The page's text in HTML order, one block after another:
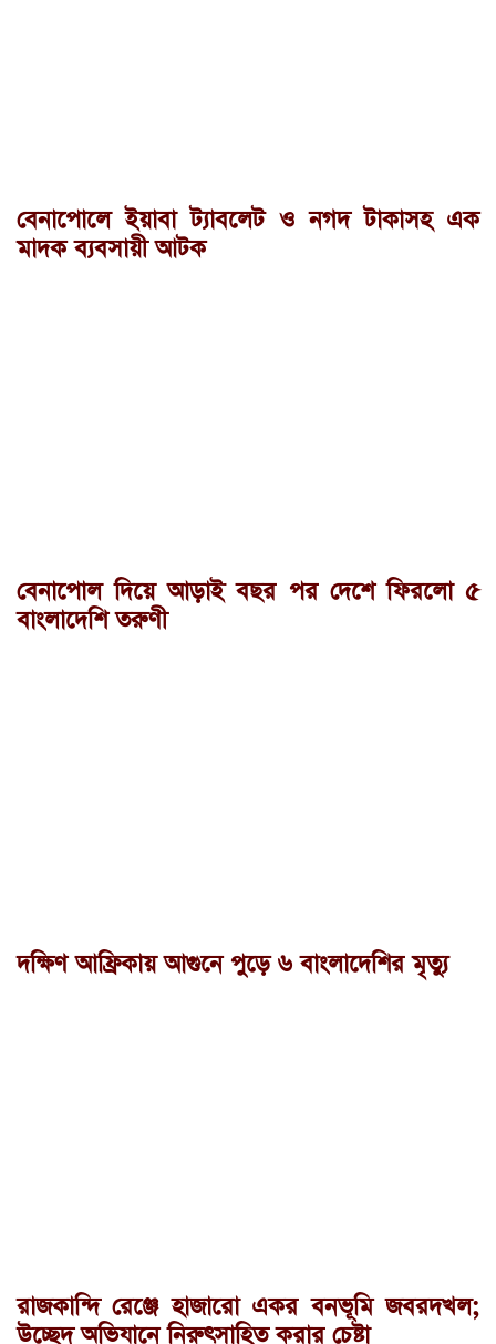
বেনাপোলে ইয়াবা ট্যাবলেট ও নগদ টাকাসহ এক
মাদক ব্যবসায়ী আটক
বেনাপোল দিয়ে আড়াই বছর পর দেশে ফিরলো ৫
বাংলাদেশি তরুণী
দক্ষিণ আফ্রিকায় আগুনে পুড়ে ৬ বাংলাদেশির মৃত্যু
রাজকান্দি রেঞ্জে হাজারো একর বনভূমি জবরদখল;
উচ্ছেদ অভিযানে নিরুৎসাহিত করার চেষ্টা